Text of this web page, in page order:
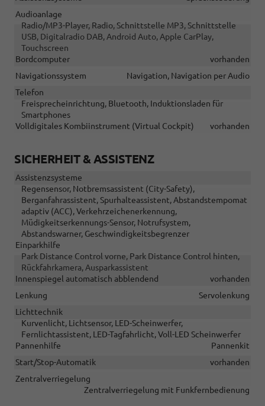
Audioanlage
Radio/MP3-Player, Radio, Schnittstelle MP3, Schnittstelle
USB, Digitalradio DAB, Android Auto, Apple CarPlay,
Touchscreen
Bordcomputer
vorhanden
Navigationssystem
Navigation, Navigation per Audio
Telefon
Freisprecheinrichtung, Bluetooth, Induktionsladen für
Smartphones
Volldigitales Kombiinstrument (Virtual Cockpit)
vorhanden
SICHERHEIT & ASSISTENZ
Assistenzsysteme
Regensensor, Notbremsassistent (City-Safety),
Berganfahrassistent, Spurhalteassistent, Abstandstempomat
adaptiv (ACC), Verkehrzeichenerkennung,
Müdigkeitserkennungs-Sensor, Notrufsystem,
Abstandswarner, Geschwindigkeitsbegrenzer
Einparkhilfe
Park Distance Control vorne, Park Distance Control hinten,
Rückfahrkamera, Ausparkassistent
Innenspiegel automatisch abblendend
vorhanden
Lenkung
Servolenkung
Lichttechnik
Kurvenlicht, Lichtsensor, LED-Scheinwerfer,
Fernlichtassistent, LED-Tagfahrlicht, Voll-LED Scheinwerfer
Pannenhilfe
Pannenkit
Start/Stop-Automatik
vorhanden
Zentralverriegelung
Zentralverriegelung mit Funkfernbedienung